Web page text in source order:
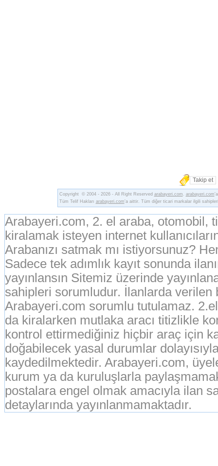
Takip et
Copyright © 2004 - 2026 - All Right Reserved arabayeri.com . arabayeri.com
Tüm Telif Hakları arabayeri.com'a aittir. Tüm diğer ticari markalar ilgili
Arabayeri.com, 2. el araba, otomobil,
kiralamak isteyen internet
Arabanızı satmak mı istiyorsunuz?
Sadece tek adımlık kayıt sonunda
yayınlansın Sitemiz üzerinde
sahipleri sorumludur. İlanlarda verilen
Arabayeri.com sorumlu tutulamaz.
da kiralarken mutlaka aracı titizlikle
kontrol ettirmediğiniz hiçbir araç için
doğabilecek yasal durumlar
kaydedilmektedir. Arabayeri.com,
kurum ya da kuruluşlarla
postalara engel olmak amacıyla ilan
detaylarında yayınlanmamaktadır.